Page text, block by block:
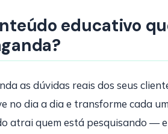
educativo
as dúvidas reais dos seus
no dia a dia e transforme cada
atrai quem está pesquisando —